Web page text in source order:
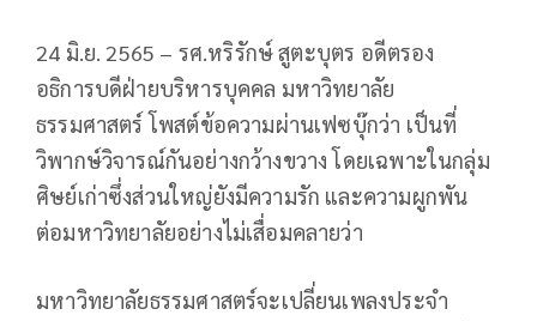
24 มิ.ย. 2565 – รศ.หริรักษ์ สูตะบุตร อดีตรอง
อธิการบดีฝ่ายบริหารบุคคล มหาวิทยาลัย
ธรรมศาสตร์ โพสต์ข้อความผ่านเฟซบุ๊กว่า เป็นที่
วิพากษ์วิจารณ์กันอย่างกว้างขวาง โดยเฉพาะในกลุ่ม
ศิษย์เก่าซึ่งส่วนใหญ่ยังมีความรัก และความผูกพัน
ต่อมหาวิทยาลัยอย่างไม่เสื่อมคลายว่า
มหาวิทยาลัยธรรมศาสตร์จะเปลี่ยนเพลงประจำ